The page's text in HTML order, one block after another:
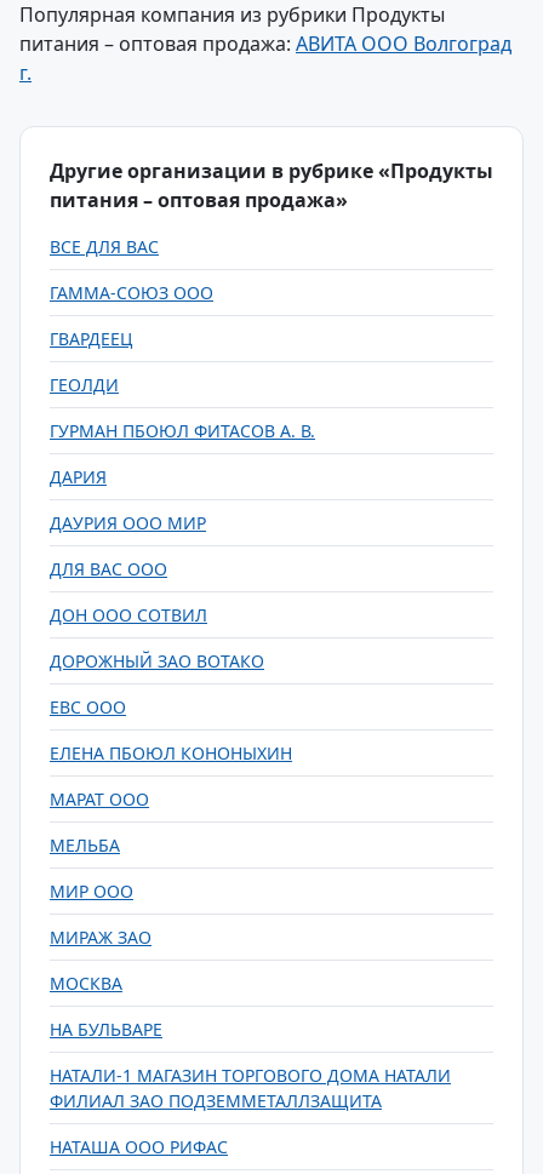
Популярная компания из рубрики Продукты
питания – оптовая продажа: АВИТА ООО Волгоград
г.
Другие организации в рубрике «Продукты
питания – оптовая продажа»
ВСЕ ДЛЯ ВАС
ГАММА-СОЮЗ ООО
ГВАРДЕЕЦ
ГЕОЛДИ
ГУРМАН ПБОЮЛ ФИТАСОВ А. В.
ДАРИЯ
ДАУРИЯ ООО МИР
ДЛЯ ВАС ООО
ДОН ООО СОТВИЛ
ДОРОЖНЫЙ ЗАО ВОТАКО
ЕВС ООО
ЕЛЕНА ПБОЮЛ КОНОНЫХИН
МАРАТ ООО
МЕЛЬБА
МИР ООО
МИРАЖ ЗАО
МОСКВА
НА БУЛЬВАРЕ
НАТАЛИ-1 МАГАЗИН ТОРГОВОГО ДОМА НАТАЛИ
ФИЛИАЛ ЗАО ПОДЗЕММЕТАЛЛЗАЩИТА
НАТАША ООО РИФАС